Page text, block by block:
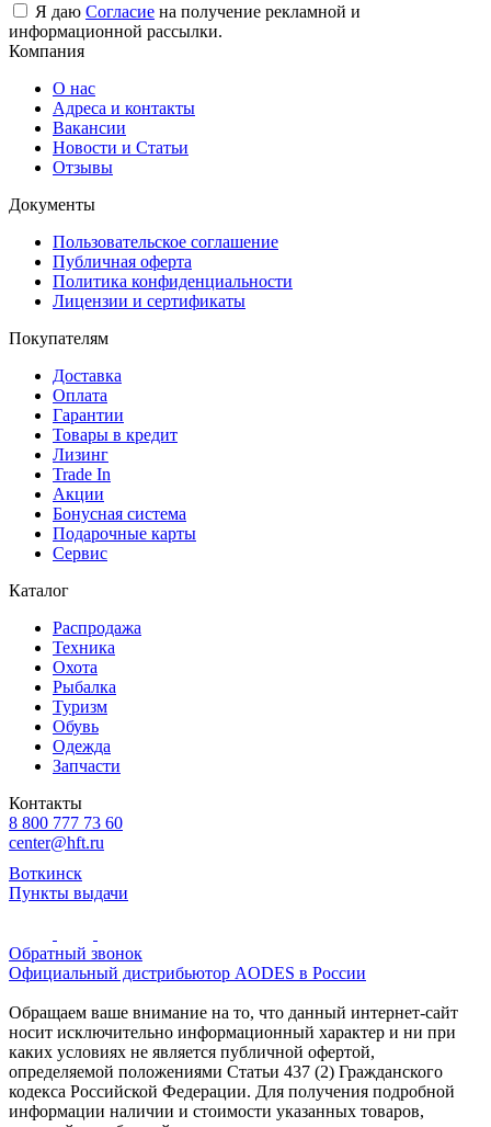
Я даю Согласие на получение рекламной и
информационной рассылки.
Компания
О нас
Адреса и контакты
Вакансии
Новости и Статьи
Отзывы
Документы
Пользовательское соглашение
Публичная оферта
Политика конфиденциальности
Лицензии и сертификаты
Покупателям
Доставка
Оплата
Гарантии
Товары в кредит
Лизинг
Trade In
Акции
Бонусная система
Подарочные карты
Сервис
Каталог
Распродажа
Техника
Охота
Рыбалка
Туризм
Обувь
Одежда
Запчасти
Контакты
8 800 777 73 60
center@hft.ru
Воткинск
Пункты выдачи
Обратный звонок
Официальный дистрибьютор AODES в России
Обращаем ваше внимание на то, что данный интернет-сайт
носит исключительно информационный характер и ни при
каких условиях не является публичной офертой,
определяемой положениями Статьи 437 (2) Гражданского
кодекса Российской Федерации. Для получения подробной
информации наличии и стоимости указанных товаров,